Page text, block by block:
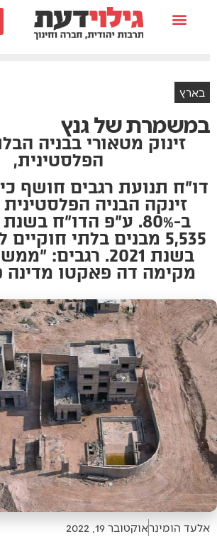
בארץ
במשמרת של גנץ
זינוק מטאורי בבניה
הפלסטינית,
בשנת 2021.
מקימה דה פאקטו מדינה
אלעד הומינראוקטובר 19, 2022